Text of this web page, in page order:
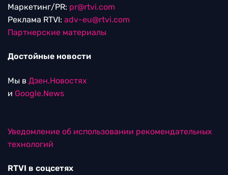
Маркетинг/PR: pr@rtvi.com
Реклама RTVI: adv-eu@rtvi.com
Партнерские материалы
Достойные новости
Мы в Дзен.Новостях
и Google.News
Уведомление об использовании рекомендательных
технологий
RTVI в соцсетях